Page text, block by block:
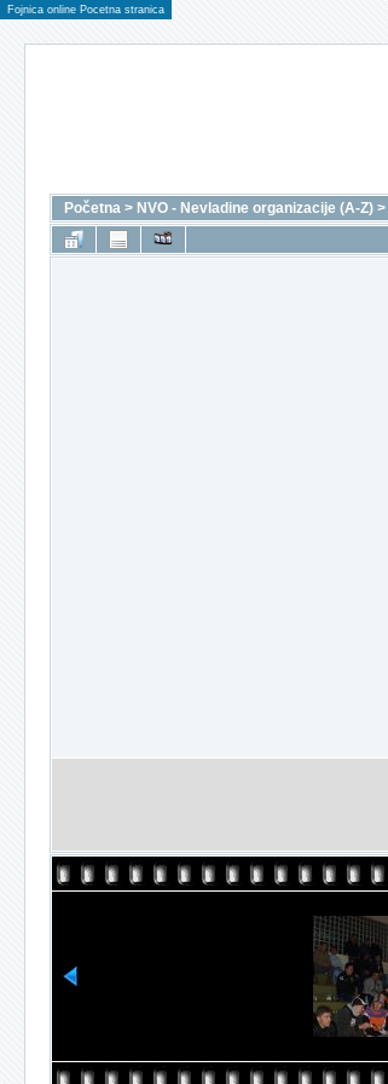
Fojnica online Pocetna stranica
Početna > NVO - Nevladine organizacije (A-Z) >